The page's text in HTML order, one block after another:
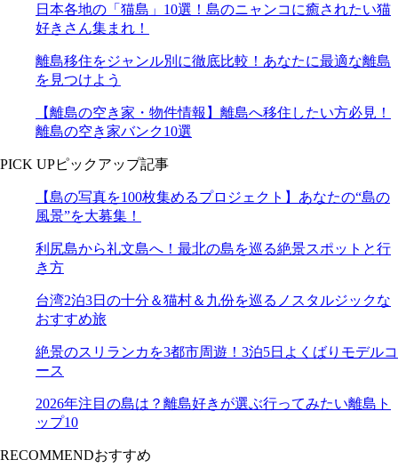
日本各地の「猫島」10選！島のニャンコに癒されたい猫
好きさん集まれ！
離島移住をジャンル別に徹底比較！あなたに最適な離島
を見つけよう
【離島の空き家・物件情報】離島へ移住したい方必見！
離島の空き家バンク10選
PICK UPピックアップ記事
【島の写真を100枚集めるプロジェクト】あなたの“島の
風景”を大募集！
利尻島から礼文島へ！最北の島を巡る絶景スポットと行
き方
台湾2泊3日の十分＆猫村＆九份を巡るノスタルジックな
おすすめ旅
絶景のスリランカを3都市周遊！3泊5日よくばりモデルコ
ース
2026年注目の島は？離島好きが選ぶ行ってみたい離島ト
ップ10
RECOMMENDおすすめ